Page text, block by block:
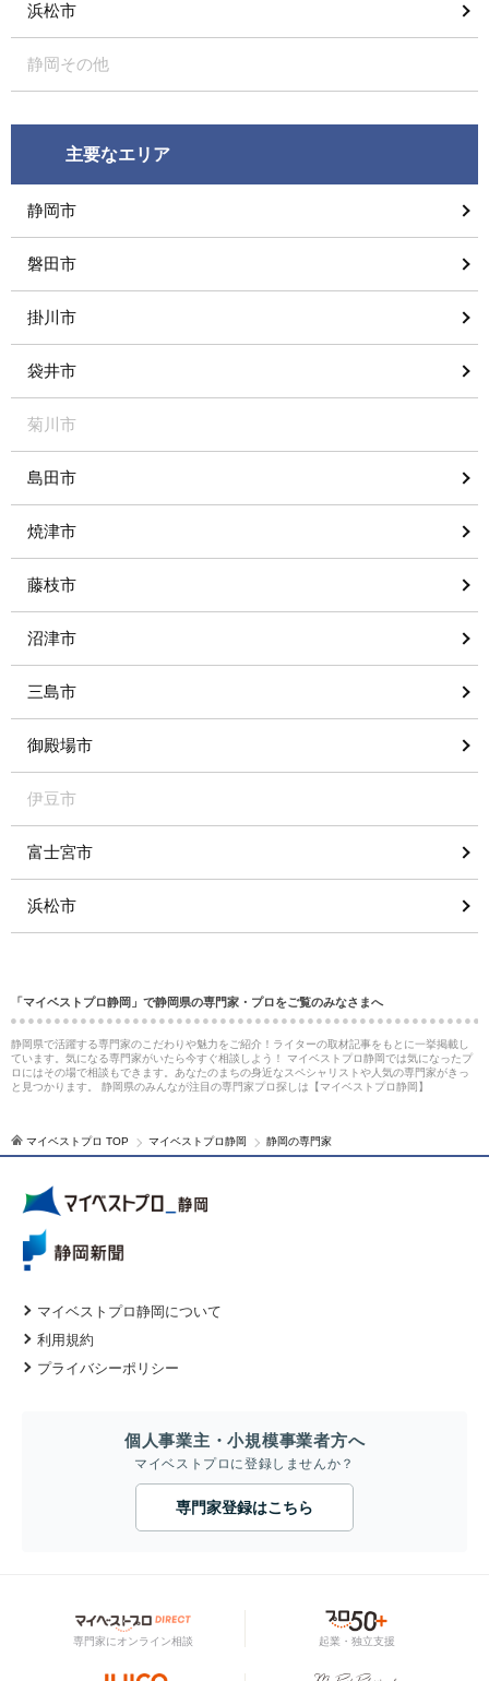
浜松市
静岡その他
主要なエリア
静岡市
磐田市
掛川市
袋井市
菊川市
島田市
焼津市
藤枝市
沼津市
三島市
御殿場市
伊豆市
富士宮市
浜松市
「マイベストプロ静岡」で静岡県の専門家・プロをご覧のみなさまへ
静岡県で活躍する専門家のこだわりや魅力をご紹介！ライターの取材記事をもとに一挙掲載し
ています。気になる専門家がいたら今すぐ相談しよう！ マイベストプロ静岡では気になったプ
ロにはその場で相談もできます。あなたのまちの身近なスペシャリストや人気の専門家がきっ
と見つかります。 静岡県のみんなが注目の専門家プロ探しは【マイベストプロ静岡】
マイベストプロ TOP マイベストプロ静岡 静岡の専門家
マイベストプロ静岡について
利用規約
プライバシーポリシー
個人事業主・小規模事業者方へ
マイベストプロに登録しませんか？
専門家登録はこちら
専門家にオンライン相談 起業・独立支援